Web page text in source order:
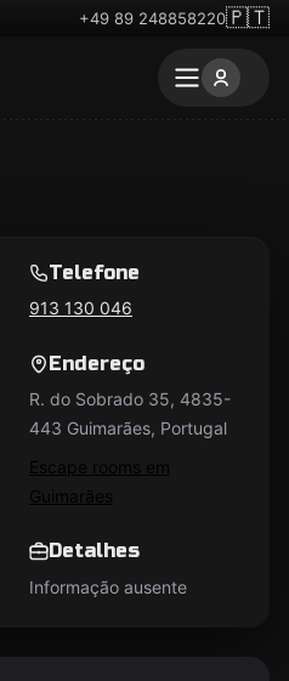
+49 89 248858220🇵🇹
Telefone
913 130 046
Endereço
R. do Sobrado 35, 4835-
443 Guimarães, Portugal
Escape rooms em
Guimarães
Detalhes
Informação ausente